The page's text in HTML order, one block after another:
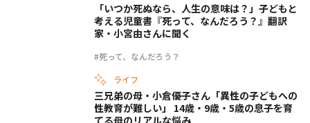
#死って、なんだろう？
「いつか死ぬなら、人生の意味は？」子どもと
考える児童書『死って、なんだろう？』翻訳
家・小宮由さんに聞く
ライフ
三兄弟の母・小倉優子さん「異性の子どもへの
性教育が難しい」 14歳・9歳・5歳の息子を育
てる母のリアルな悩み